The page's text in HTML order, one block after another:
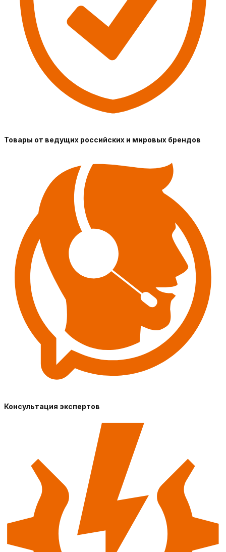
Товары от ведущих российских и мировых брендов
Консультация экспертов